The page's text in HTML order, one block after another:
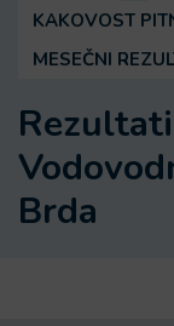
KAKOVOST
MESEČNI
Brda